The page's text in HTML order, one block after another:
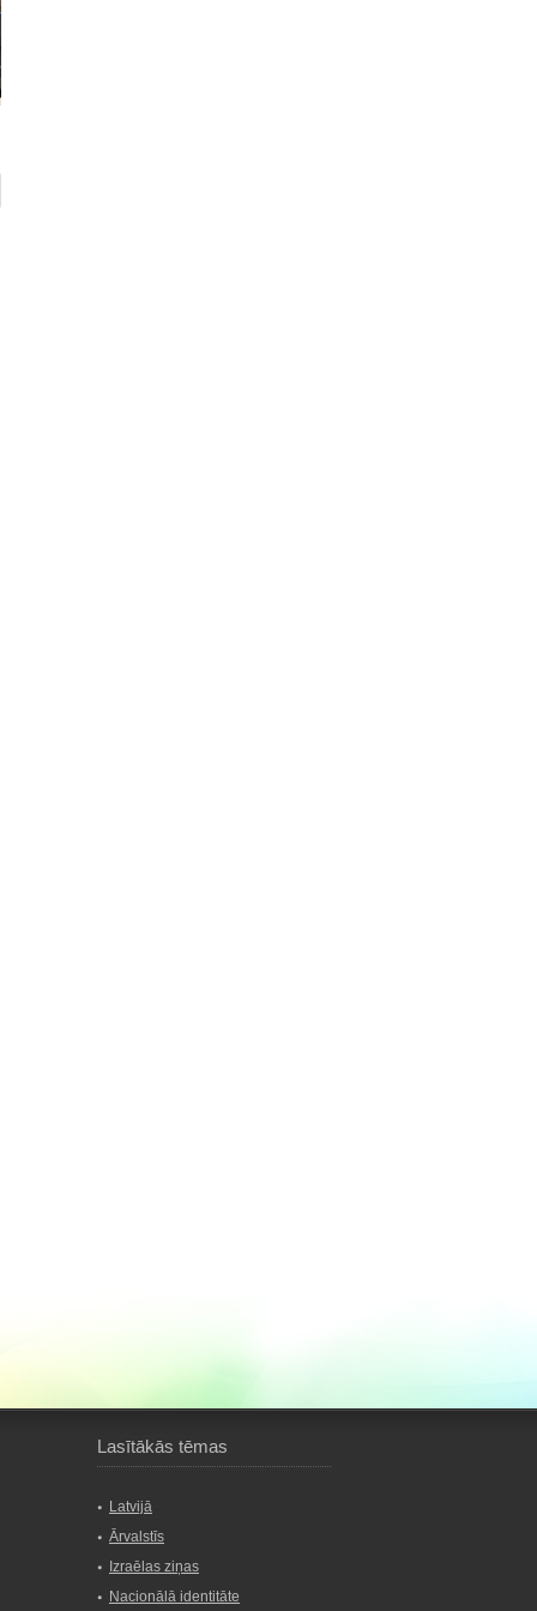
Lasītākās tēmas
Latvijā
Ārvalstīs
Izraēlas ziņas
Nacionālā identitāte